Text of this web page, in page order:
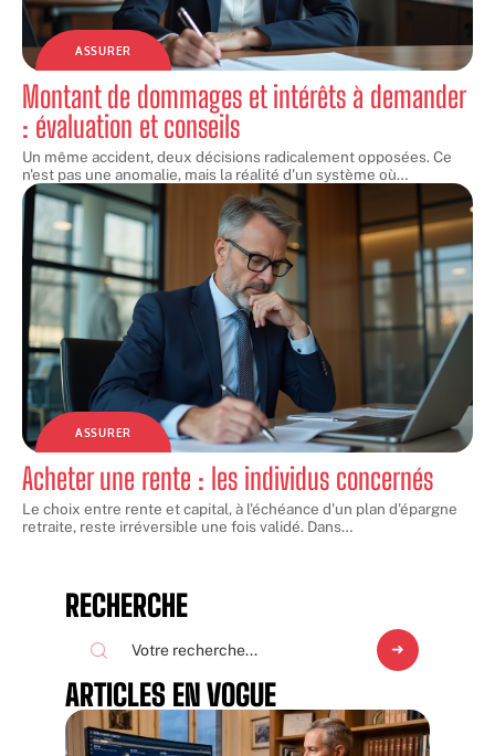
ASSURER
Montant de dommages et intérêts à demander
: évaluation et conseils
Un même accident, deux décisions radicalement opposées. Ce
n'est pas une anomalie, mais la réalité d'un système où…
ASSURER
Acheter une rente : les individus concernés
Le choix entre rente et capital, à l'échéance d'un plan d'épargne
retraite, reste irréversible une fois validé. Dans…
RECHERCHE
ARTICLES EN VOGUE